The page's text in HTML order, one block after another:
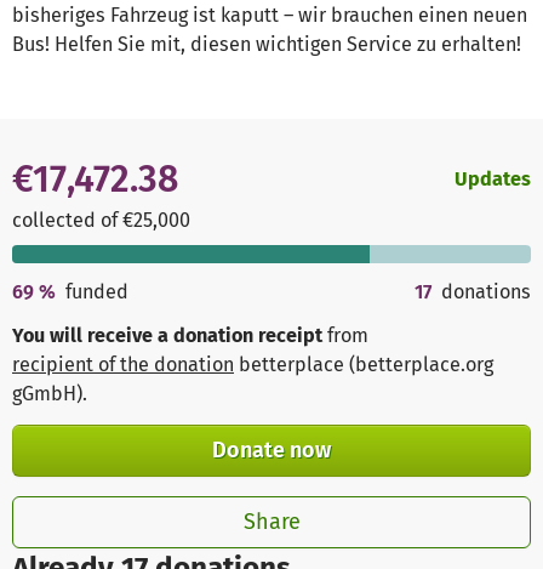
bisheriges Fahrzeug ist kaputt – wir brauchen einen neuen
Bus! Helfen Sie mit, diesen wichtigen Service zu erhalten!
€17,472.38
collected of €25,000
Updates
69 % funded 17 donations
You will receive a donation receipt from
recipient of the donation betterplace (betterplace.org
gGmbH).
Donate now
Share